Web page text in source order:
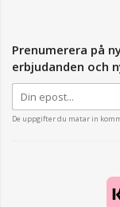
Prenumerera på
erbjudanden och
De uppgifter du matar in